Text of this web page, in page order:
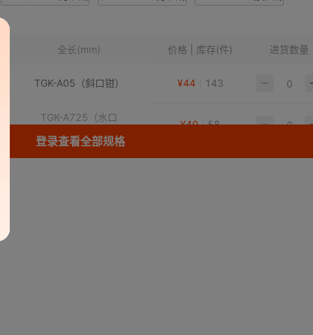
全长(mm) 价格 | 库存(件) 进货数量
TGK-A05（斜口钳） ¥44 143
TGK-A725（水口
¥40 58
TGK-A726（水口
登录查看全部规格